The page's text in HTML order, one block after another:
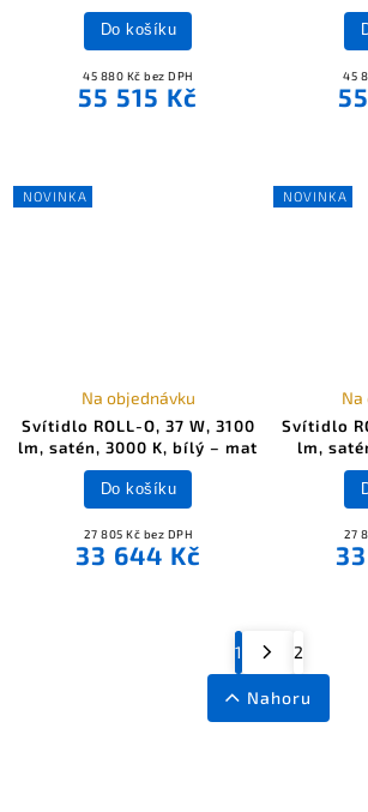
45 880 Kč bez DPH
55 515 Kč
Do košíku
45
NOVINKA
Svítidlo ROLL-O, 37 W, 3100
lm, satén, 3000 K, bílý – mat
Na objednávku
27 805 Kč bez DPH
33 644 Kč
Do košíku
NOVINKA
Svítidlo
lm,
Na
27
1 2
Nahoru